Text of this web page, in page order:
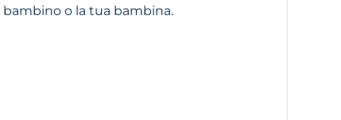
o la tua bambina.